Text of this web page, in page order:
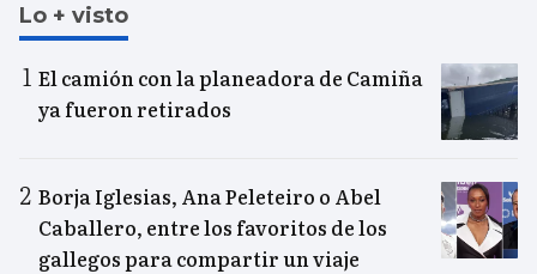
Lo + visto
El camión con la planeadora de Camiña
ya fueron retirados
Borja Iglesias, Ana Peleteiro o Abel
Caballero, entre los favoritos de los
gallegos para compartir un viaje